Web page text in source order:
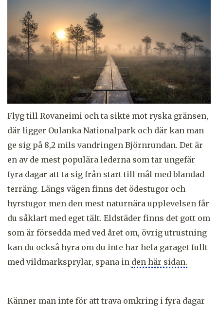
Flyg till Rovaneimi och ta sikte mot ryska gränsen,
där ligger Oulanka Nationalpark och där kan man
ge sig på 8,2 mils vandringen Björnrundan. Det är
en av de mest populära lederna som tar ungefär
fyra dagar att ta sig från start till mål med blandad
terräng. Längs vägen finns det ödestugor och
hyrstugor men den mest naturnära upplevelsen får
du såklart med eget tält. Eldstäder finns det gott om
som är försedda med ved året om, övrig utrustning
kan du också hyra om du inte har hela garaget fullt
med vildmarksprylar, spana in den här sidan.
Känner man inte för att trava omkring i fyra dagar